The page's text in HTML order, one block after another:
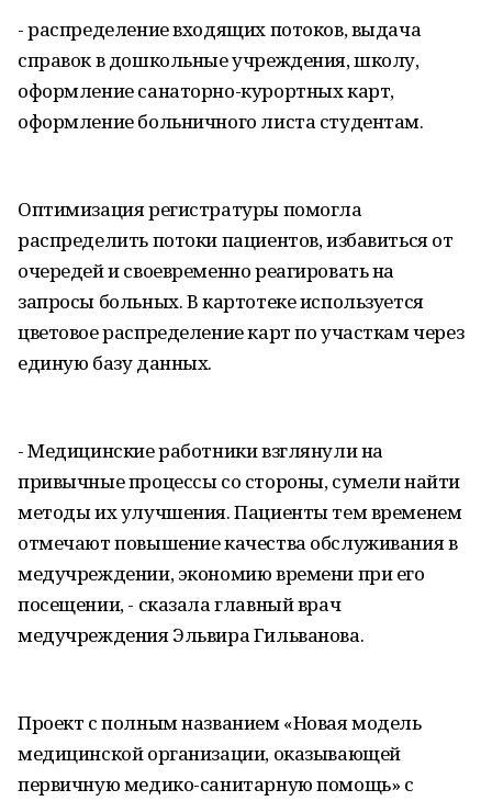
- распределение входящих потоков, выдача
справок в дошкольные учреждения, школу,
оформление санаторно-курортных карт,
оформление больничного листа студентам.
Оптимизация регистратуры помогла
распределить потоки пациентов, избавиться от
очередей и своевременно реагировать на
запросы больных. В картотеке используется
цветовое распределение карт по участкам через
единую базу данных.
- Медицинские работники взглянули на
привычные процессы со стороны, сумели найти
методы их улучшения. Пациенты тем временем
отмечают повышение качества обслуживания в
медучреждении, экономию времени при его
посещении, - сказала главный врач
медучреждения Эльвира Гильванова.
Проект с полным названием «Новая модель
медицинской организации, оказывающей
первичную медико-санитарную помощь» с